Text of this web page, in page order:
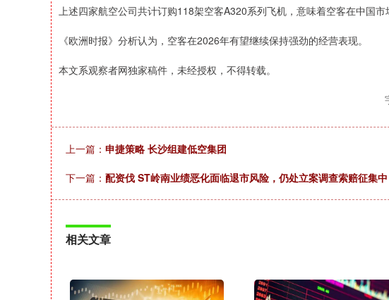
上述四家航空公司共计订购118架空客A320系列飞机，意味着空客在中国市
《欧洲时报》分析认为，空客在2026年有望继续保持强劲的经营表现。
本文系观察者网独家稿件，未经授权，不得转载。
上一篇： 申捷策略 长沙组建低空集团
下一篇： 配资伐 ST岭南业绩恶化面临退市风险，仍处立案调查索赔征集中
相关文章